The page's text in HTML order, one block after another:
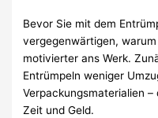
Bevor Sie mit dem
vergegenwärtigen,
motivierter ans Werk.
Entrümpeln weniger
Verpackungsmaterialien
Zeit und Geld.